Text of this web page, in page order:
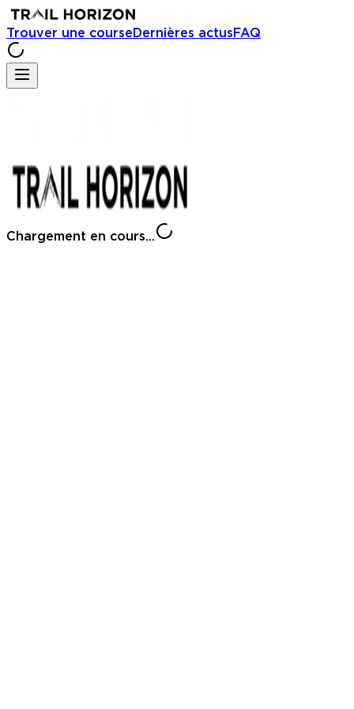
Trouver une courseDernières actusFAQ
Chargement en cours...